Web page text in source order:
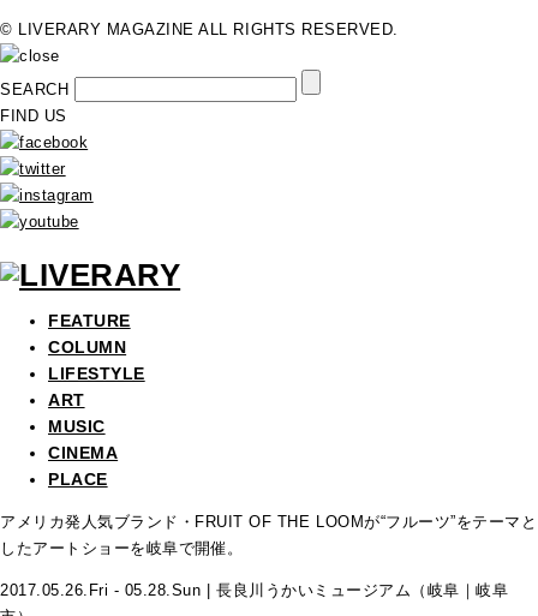
© LIVERARY MAGAZINE ALL RIGHTS RESERVED.
SEARCH
FIND US
FEATURE
COLUMN
LIFESTYLE
ART
MUSIC
CINEMA
PLACE
アメリカ発人気ブランド・FRUIT OF THE LOOMが“フルーツ”をテーマと
したアートショーを岐阜で開催。
2017.05.26.Fri - 05.28.Sun | 長良川うかいミュージアム（岐阜｜岐阜